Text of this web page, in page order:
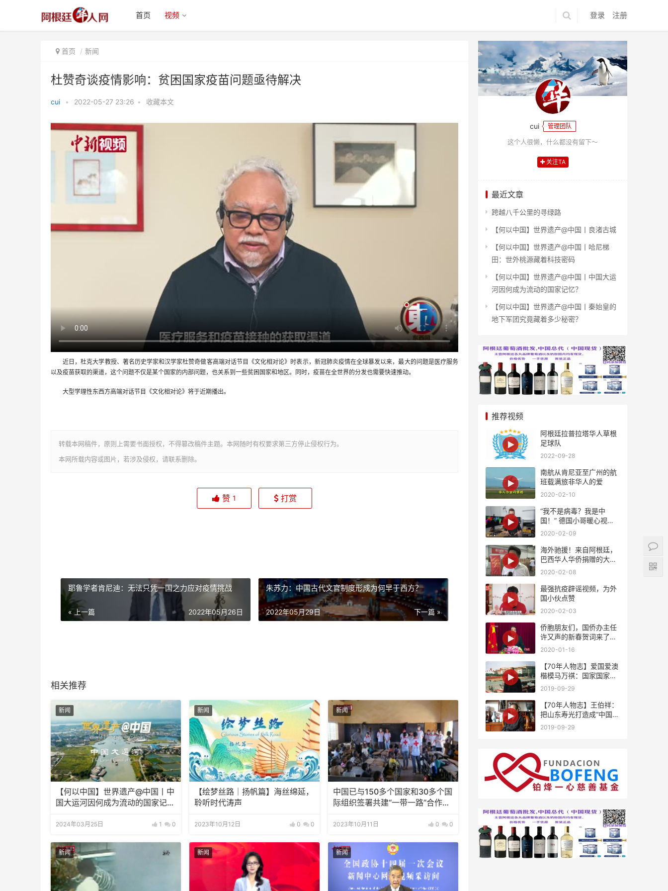
登录 注册
首页 视频
首页 新闻
杜赞奇谈疫情影响：贫困国家疫苗问题亟待解决
cui • 2022-05-27 23:26 • 收藏本文
近日，杜克大学教授、著名历史学家和汉学家杜赞奇做客高端对话节目《文化相对论》时表示，新冠肺炎疫情在全球暴发以来，最大的问题是医疗服务
以及疫苗获取的渠道，这个问题不仅是某个国家的内部问题，也关系到一些贫困国家和地区。同时，疫苗在全世界的分发也需要快速推动。
大型学理性东西方高端对话节目《文化相对论》将于近期播出。
转载本网稿件，原则上需要书面授权，不得篡改稿件主题。本网随时有权要求第三方停止侵权行为。
本网所载内容或图片，若涉及侵权，请联系删除。
问题亟待解决
赞 1 打赏
耶鲁学者肯尼迪：无法只凭一国之力应对疫情挑战
« 上一篇 2022年05月26日
朱苏力：中国古代文官制度形成为何早于西方？
下一篇 »
2022年05月29日
相关推荐
新闻
【何以中国】世界遗产@中国丨中
国大运河因何成为流动的国家记
2024年03月25日 1 0
新闻
【绘梦丝路｜扬帆篇】海丝绵延，
聆听时代涛声
2023年10月12日 0 0
新闻
中国已与150多个国家和30多个国
际组织签署共建“一带一路”合作文
2023年10月11日 0 0
新闻 新闻 新闻
cui 管理团队
这个人很懒，什么都没有留下～
关注TA
最近文章
跨越八千公里的寻绿路
【何以中国】世界遗产@中国丨良渚古城
【何以中国】世界遗产@中国丨哈尼梯
田：世外桃源藏着科技密码
【何以中国】世界遗产@中国丨中国大运
河因何成为流动的国家记忆？
【何以中国】世界遗产@中国丨秦始皇的
地下军团究竟藏着多少秘密？
推荐视频
阿根廷拉普拉塔华人草根
足球队
2022-09-28
南航从肯尼亚至广州的航
班载满旅非华人的爱
2020-02-10
“我不是病毒？我是中
国！” 德国小哥暖心视频
支持中国！
2020-02-09
海外驰援！来自阿根廷，
巴西华人华侨捐赠的大批
量紧缺医疗物资将陆续抵
2020-02-08
最强抗疫辟谣视频，为外
国小伙点赞
2020-02-03
侨胞朋友们，国侨办主任
许又声的新春贺词来了，
请查收！
2020-01-16
【70年人物志】爱国爱澳
楷模马万祺：国家国家，
祖国是国澳门是家
2019-09-29
【70年人物志】王伯祥：
把山东寿光打造成“中国蔬
菜之乡”
2019-09-29